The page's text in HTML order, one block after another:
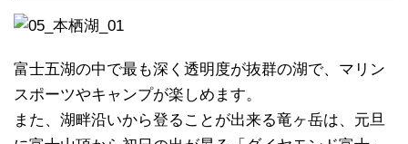
富士五湖の中で最も深く透明度が抜群の湖で、マリン
スポーツやキャンプが楽しめます。
また、湖畔沿いから登ることが出来る竜ヶ岳は、元旦